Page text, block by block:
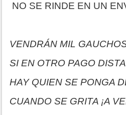
NO SE RINDE EN UN
VENDRÁN MIL
SI EN OTRO PAGO
HAY QUIEN SE PONGA
CUANDO SE GRITA ¡A